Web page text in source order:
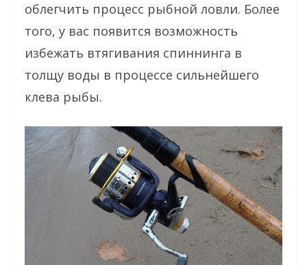
облегчить процесс рыбной ловли. Более
того, у вас появится возможность
избежать втягивания спиннинга в
толщу воды в процессе сильнейшего
клева рыбы.